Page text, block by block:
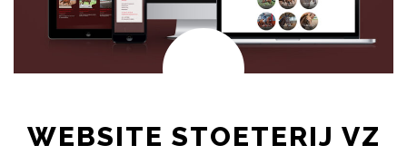
WEBSITE STOETERIJ VZ